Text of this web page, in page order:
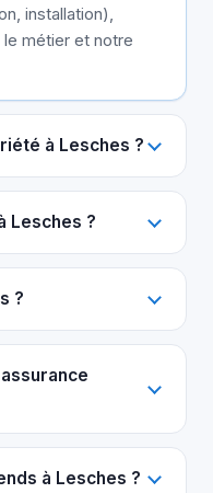
installation),
métier et notre
à Lesches ?
Lesches ?
?
à Lesches ?